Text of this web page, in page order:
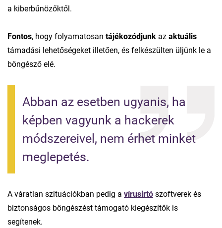
a kiberbűnözőktől.
Fontos, hogy folyamatosan tájékozódjunk az aktuális
támadási lehetőségeket illetően, és felkészülten üljünk le a
böngésző elé.
Abban az esetben ugyanis, ha
képben vagyunk a hackerek
módszereivel, nem érhet minket
meglepetés.
A váratlan szituációkban pedig a vírusirtó szoftverek és
biztonságos böngészést támogató kiegészítők is
segítenek.